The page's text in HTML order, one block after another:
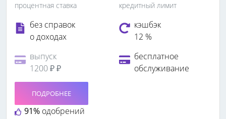
процентная ставка кредитный лимит
без справок
о доходах
кэшбэк
12 %
выпуск
1200 ₽ ₽
бесплатное
обслуживание
91% одобрений
ПОДРОБНЕЕ